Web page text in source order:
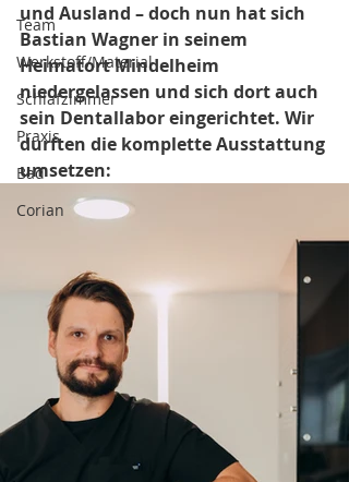
Team
Werkstoff/Material
Schlafzimmer
Praxis
Bad
Corian
und Ausland – doch nun hat sich
Bastian Wagner in seinem
Heimatort Mindelheim
niedergelassen und sich dort auch
sein Dentallabor eingerichtet. Wir
durften die komplette Ausstattung
umsetzen: